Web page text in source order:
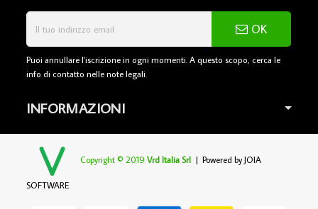
OK
Puoi annullare l'iscrizione in ogni momenti. A questo scopo, cerca le
info di contatto nelle note legali.
INFORMAZIONI
Copyright © 2019Vrd Italia Srl | Powered byJOIA
SOFTWARE